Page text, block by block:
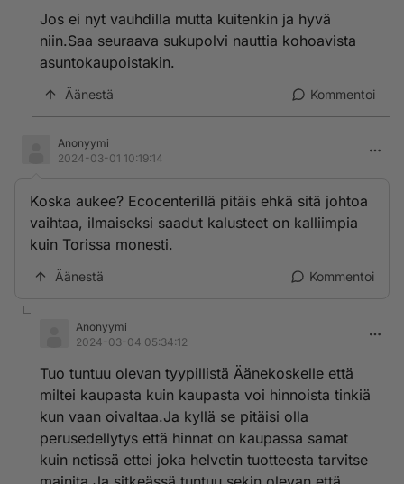
Jos ei nyt vauhdilla mutta kuitenkin ja hyvä
niin.Saa seuraava sukupolvi nauttia kohoavista
asuntokaupoistakin.
Äänestä Kommentoi
Anonyymi
2024-03-01 10:19:14
Koska aukee? Ecocenterillä pitäis ehkä sitä johtoa
vaihtaa, ilmaiseksi saadut kalusteet on kalliimpia
kuin Torissa monesti.
Äänestä Kommentoi
Anonyymi
2024-03-04 05:34:12
Tuo tuntuu olevan tyypillistä Äänekoskelle että
miltei kaupasta kuin kaupasta voi hinnoista tinkiä
kun vaan oivaltaa.Ja kyllä se pitäisi olla
perusedellytys että hinnat on kaupassa samat
kuin netissä ettei joka helvetin tuotteesta tarvitse